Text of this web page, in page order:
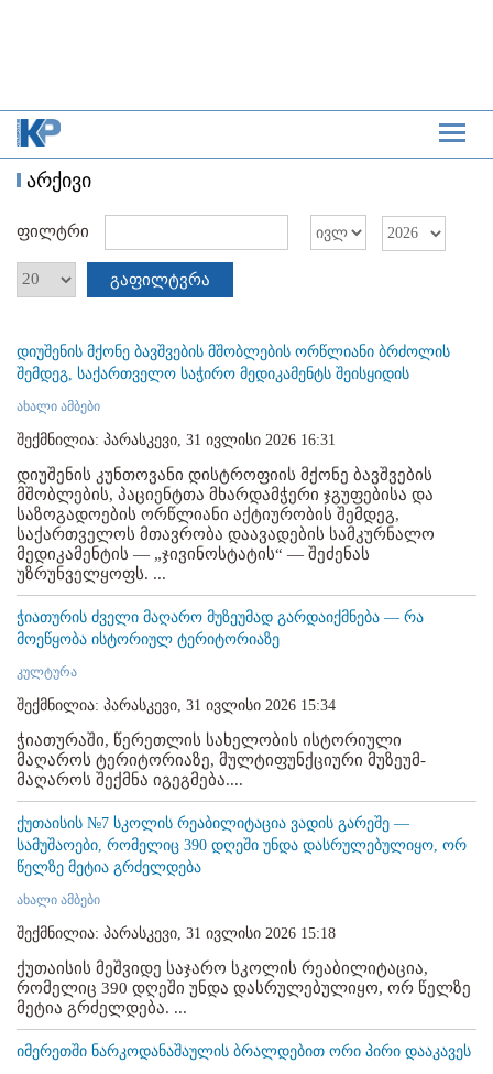
არქივი
ფილტრი
გაფილტვრა
დიუშენის მქონე ბავშვების მშობლების ორწლიანი ბრძოლის
შემდეგ, საქართველო საჭირო მედიკამენტს შეისყიდის
ახალი ამბები
შექმნილია: პარასკევი, 31 ივლისი 2026 16:31
დიუშენის კუნთოვანი დისტროფიის მქონე ბავშვების
მშობლების, პაციენტთა მხარდამჭერი ჯგუფებისა და
საზოგადოების ორწლიანი აქტიურობის შემდეგ,
საქართველოს მთავრობა დაავადების სამკურნალო
მედიკამენტის — „ჯივინოსტატის“ — შეძენას
უზრუნველყოფს. ...
ჭიათურის ძველი მაღარო მუზეუმად გარდაიქმნება — რა
მოეწყობა ისტორიულ ტერიტორიაზე
კულტურა
შექმნილია: პარასკევი, 31 ივლისი 2026 15:34
ჭიათურაში, წერეთლის სახელობის ისტორიული
მაღაროს ტერიტორიაზე, მულტიფუნქციური მუზეუმ-
მაღაროს შექმნა იგეგმება....
ქუთაისის №7 სკოლის რეაბილიტაცია ვადის გარეშე —
სამუშაოები, რომელიც 390 დღეში უნდა დასრულებულიყო, ორ
წელზე მეტია გრძელდება
ახალი ამბები
შექმნილია: პარასკევი, 31 ივლისი 2026 15:18
ქუთაისის მეშვიდე საჯარო სკოლის რეაბილიტაცია,
რომელიც 390 დღეში უნდა დასრულებულიყო, ორ წელზე
მეტია გრძელდება. ...
იმერეთში ნარკოდანაშაულის ბრალდებით ორი პირი დააკავეს